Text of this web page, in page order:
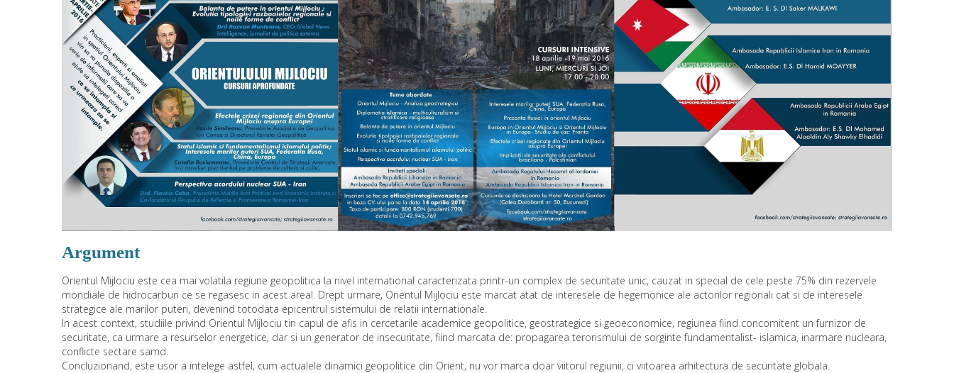
Argument
Orientul Mijlociu este cea mai volatila regiune geopolitica la nivel international caracterizata printr-un complex de securitate unic, cauzat in special de cele peste 75% din rezervele
mondiale de hidrocarburi ce se regasesc in acest areal. Drept urmare, Orientul Mijlociu este marcat atat de interesele de hegemonice ale actorilor regionali cat si de interesele
strategice ale marilor puteri, devenind totodata epicentrul sistemului de relatii internationale.
In acest context, studiile privind Orientul Mijlociu tin capul de afis in cercetarile academice geopolitice, geostrategice si geoeconomice, regiunea fiind concomitent un furnizor de
securitate, ca urmare a resurselor energetice, dar si un generator de insecuritate, fiind marcata de: propagarea terorismului de sorginte fundamentalist- islamica, inarmare nucleara,
conflicte sectare samd.
Concluzionand, este usor a intelege astfel, cum actualele dinamici geopolitice din Orient, nu vor marca doar viitorul regiunii, ci viitoarea arhitectura de securitate globala.